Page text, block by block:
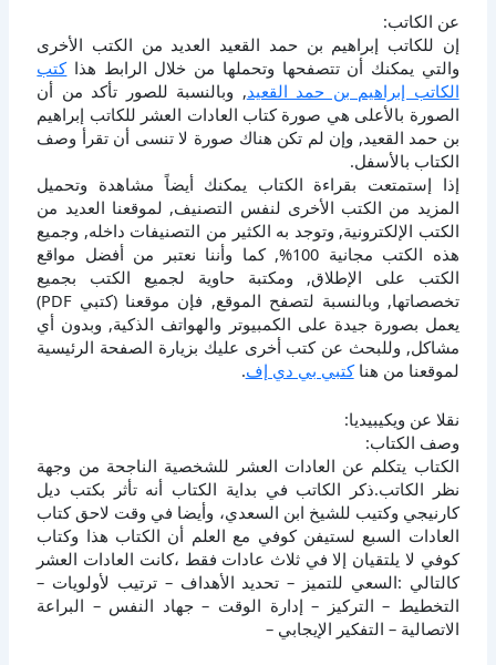
عن الكاتب:
إن للكاتب إبراهيم بن حمد القعيد العديد من الكتب الأخرى
والتي يمكنك أن تتصفحها وتحملها من خلال الرابط هذاكتب
الكاتب إبراهيم بن حمد القعيد, وبالنسبة للصور تأكد من أن
الصورة بالأعلى هي صورة كتاب العادات العشر للكاتب إبراهيم
بن حمد القعيد, وإن لم تكن هناك صورة لا تنسى أن تقرأ وصف
الكتاب بالأسفل.
إذا إستمتعت بقراءة الكتاب يمكنك أيضاً مشاهدة وتحميل
المزيد من الكتب الأخرى لنفس التصنيف, لموقعنا العديد من
الكتب الإلكترونية, وتوجد به الكثير من التصنيفات داخله, وجميع
هذه الكتب مجانية 100%, كما وأننا نعتبر من أفضل مواقع
الكتب على الإطلاق, ومكتبة حاوية لجميع الكتب بجميع
تخصصاتها, وبالنسبة لتصفح الموقع, فإن موقعنا (كتبي PDF)
يعمل بصورة جيدة على الكمبيوتر والهواتف الذكية, وبدون أي
مشاكل, وللبحث عن كتب أخرى عليك بزيارة الصفحة الرئيسية
لموقعنا من هناكتبي بي دي إف.
نقلا عن ويكيبيديا:
وصف الكتاب:
الكتاب يتكلم عن العادات العشر للشخصية الناجحة من وجهة
نظر الكاتب.ذكر الكاتب في بداية الكتاب أنه تأثر بكتب ديل
كارنيجي وكتيب للشيخ ابن السعدي، وأيضا في وقت لاحق كتاب
العادات السبع لستيفن كوفي مع العلم أن الكتاب هذا وكتاب
كوفي لا يلتقيان إلا في ثلاث عادات فقط ،كانت العادات العشر
كالتالي :السعي للتميز – تحديد الأهداف – ترتيب لأولويات –
التخطيط – التركيز – إدارة الوقت – جهاد النفس – البراعة
الاتصالية – التفكير الإيجابي –